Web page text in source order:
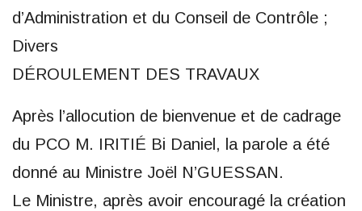
d’Administration et du Conseil de Contrôle ;
Divers
DÉROULEMENT DES TRAVAUX
Après l’allocution de bienvenue et de cadrage
du PCO M. IRITIÉ Bi Daniel, la parole a été
donné au Ministre Joël N’GUESSAN.
Le Ministre, après avoir encouragé la création